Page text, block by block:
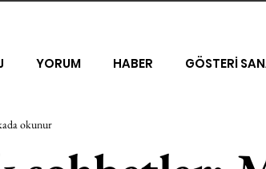
YORUM HABER GÖSTERİ
BİENAL
okunur